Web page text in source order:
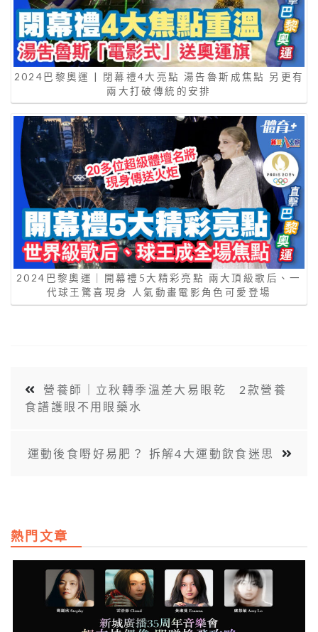
2024巴黎奧運 | 閉幕禮4大亮點 湯告魯斯成焦點 另更有
兩大打破傳統的安排
2024巴黎奧運｜開幕禮5大精彩亮點 兩大頂級歌后、一
代球王驚喜現身 人氣動畫電影角色可愛登場
營養師｜立秋轉季溫差大易眼乾 2款營養
食譜護眼不用眼藥水
運動後食嘢好易肥？ 拆解4大運動飲食迷思
熱門文章